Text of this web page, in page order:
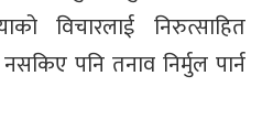
विचारलाई निरुत्साहित
पनि तनाव निर्मुल पार्न